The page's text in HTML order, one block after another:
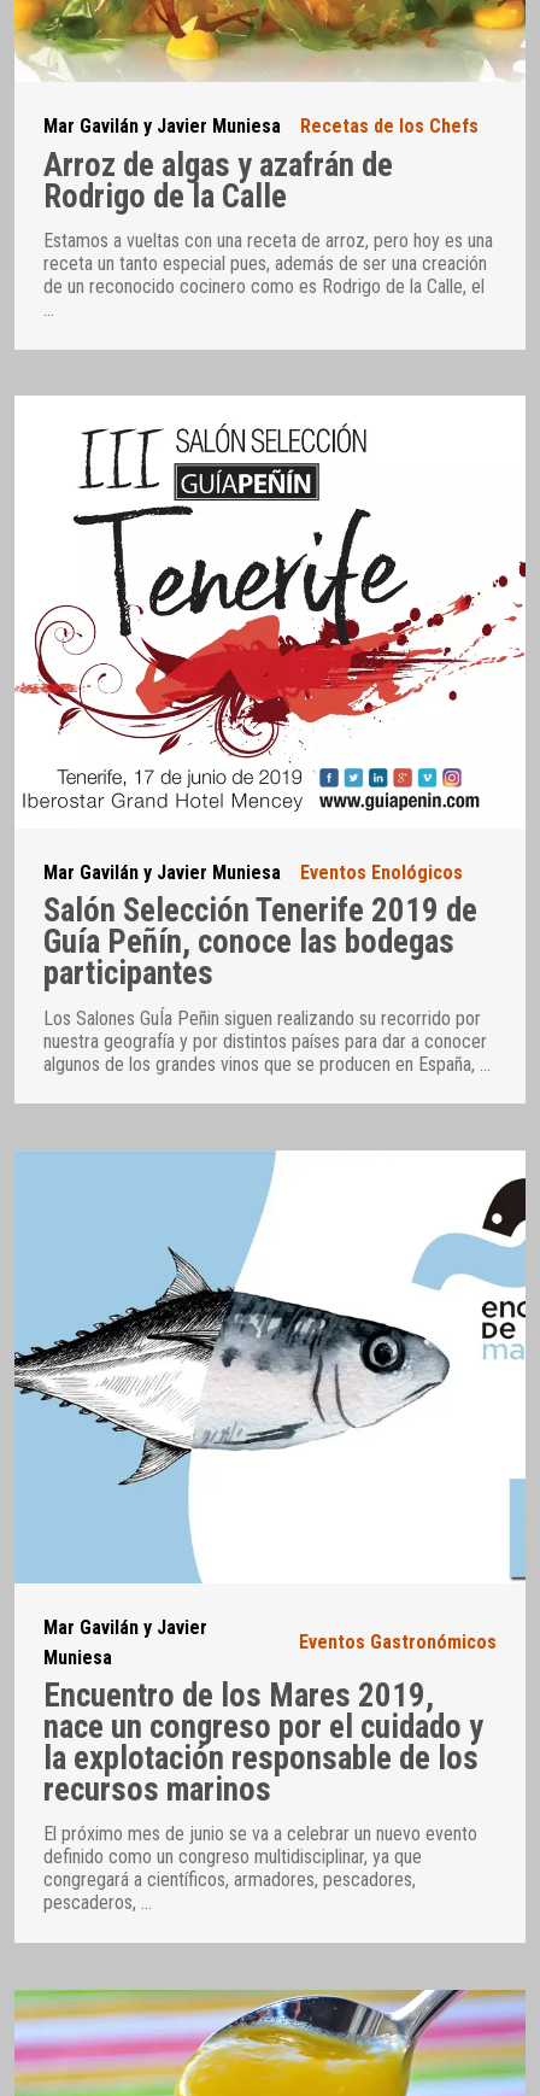
Mar Gavilán y Javier Muniesa Recetas de los Chefs
Arroz de algas y azafrán de
Rodrigo de la Calle
Estamos a vueltas con una receta de arroz, pero hoy es una
receta un tanto especial pues, además de ser una creación
de un reconocido cocinero como es Rodrigo de la Calle, el
…
Mar Gavilán y Javier Muniesa Eventos Enológicos
Salón Selección Tenerife 2019 de
Guía Peñín, conoce las bodegas
participantes
Los Salones GuÍa Peñin siguen realizando su recorrido por
nuestra geografía y por distintos países para dar a conocer
algunos de los grandes vinos que se producen en España,
Mar Gavilán y Javier
Muniesa
Eventos Gastronómicos
Encuentro de los Mares 2019,
nace un congreso por el cuidado y
la explotación responsable de los
recursos marinos
El próximo mes de junio se va a celebrar un nuevo evento
definido como un congreso multidisciplinar, ya que
congregará a científicos, armadores, pescadores,
pescaderos, …